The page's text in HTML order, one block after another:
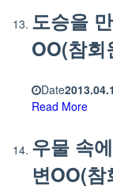
도승을
OO(참회
Date
Read More
우물 속
변OO(참